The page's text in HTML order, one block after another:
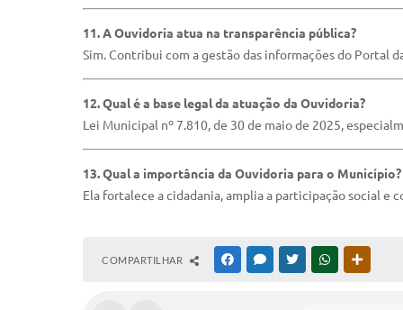
11. A Ouvidoria atua na transparência pública?
Sim. Contribui com a gestão das informações do Portal
12. Qual é a base legal da atuação da Ouvidoria?
Lei Municipal nº 7.810, de 30 de maio de 2025,
13. Qual a importância da Ouvidoria para o Município?
Ela fortalece a cidadania, amplia a participação social
COMPARTILHAR FACEBOOKMESSENGER
TWITTERWHATSAPP